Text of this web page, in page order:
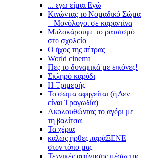
... εγώ είμαι Εγώ
Κινώντας το Νομαδικό Σώμα
– Μονόλογοι σε καραντίνα
Μπλοκάρουμε το ρατσισμό
στο σχολείο
Ο ήχος της πέτρας
World cinema
Πες το δυναμικά με εικόνες!
Σκληρό καρύδι
Η Τριμερής
Το σώμα αφηγείται (ή Δεν
είναι Τραγωδία)
Ακολουθώντας το αγόρι με
τη βαλίτσα
Τα χέρια
καλώς ήρθες παράΞΕΝΕ
στον τόπο μας
Τεχνικές αφήγησης μέσω της